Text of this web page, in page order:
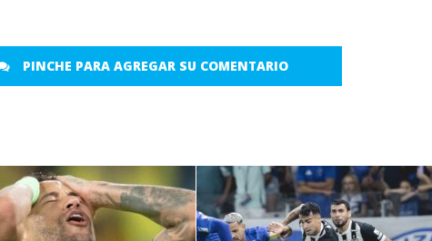
PINCHE PARA AGREGAR SU COMENTARIO